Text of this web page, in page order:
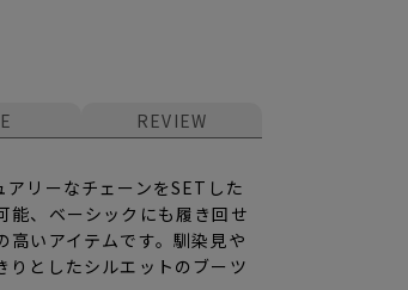
REVIEW
リーなチェーンをSETした
能、ベーシックにも履き回せ
高いアイテムです。馴染見や
としたシルエットのブーツ